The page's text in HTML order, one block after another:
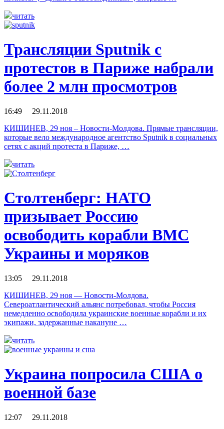
читать
Трансляции Sputnik c
протестов в Париже набрали
более 2 млн просмотров
16:49 29.11.2018
КИШИНЕВ, 29 ноя – Новости-Молдова. Прямые трансляции,
которые вело международное агентство Sputnik в социальных
сетях c акций протеста в Париже, …
читать
Столтенберг: НАТО
призывает Россию
освободить корабли ВМС
Украины и моряков
13:05 29.11.2018
КИШИНЕВ, 29 ноя — Новости-Молдова.
Североатлантический альянс потребовал, чтобы Россия
немедленно освободила украинские военные корабли и их
экипажи, задержанные накануне …
читать
Украина попросила США о
военной базе
12:07 29.11.2018